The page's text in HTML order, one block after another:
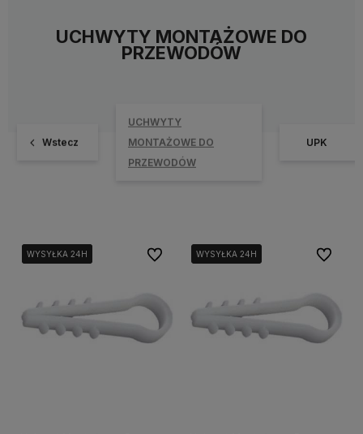
UCHWYTY MONTAŻOWE DO
PRZEWODÓW
Wstecz
UCHWYTY
MONTAŻOWE DO
PRZEWODÓW
UPK
WYSYŁKA 24H
WYSYŁKA 24H
WYSYŁKA 24H Do ulubionychWYSYŁKA 24H
WYSYŁKA 24H Do